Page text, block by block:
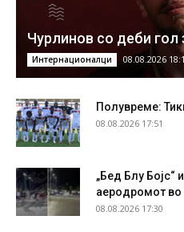
Чурлинов со деби гол
Интернационалци 08.08.2026
Полувреме:
08.08.2026 17:51
„Бед Блу Бојс“
аеродромот
08.08.2026 17:30